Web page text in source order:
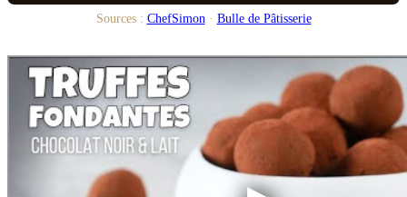
Sources : ChefSimon · Bulle de Pâtisserie